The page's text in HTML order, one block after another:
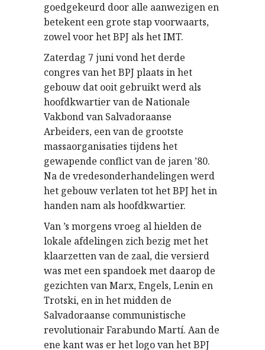
goedgekeurd door alle aanwezigen en
betekent een grote stap voorwaarts,
zowel voor het BPJ als het IMT.
Zaterdag 7 juni vond het derde
congres van het BPJ plaats in het
gebouw dat ooit gebruikt werd als
hoofdkwartier van de Nationale
Vakbond van Salvadoraanse
Arbeiders, een van de grootste
massaorganisaties tijdens het
gewapende conflict van de jaren ’80.
Na de vredesonderhandelingen werd
het gebouw verlaten tot het BPJ het in
handen nam als hoofdkwartier.
Van ’s morgens vroeg al hielden de
lokale afdelingen zich bezig met het
klaarzetten van de zaal, die versierd
was met een spandoek met daarop de
gezichten van Marx, Engels, Lenin en
Trotski, en in het midden de
Salvadoraanse communistische
revolutionair Farabundo Martí. Aan de
ene kant was er het logo van het BPJ